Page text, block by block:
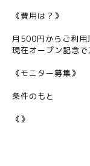
《費用は？》
月500円からご利用
現在オープン記念で
《モニター募集》
条件のもと
《》